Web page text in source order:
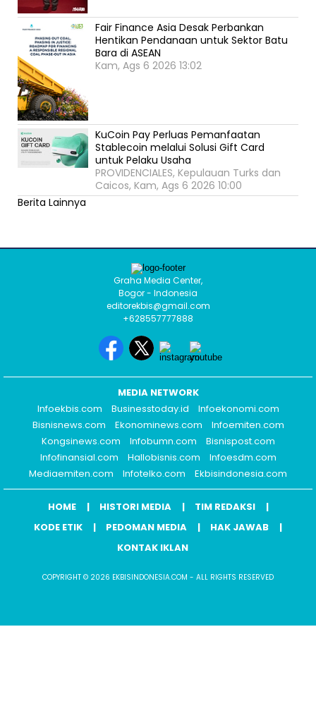
Fair Finance Asia Desak Perbankan
Hentikan Pendanaan untuk Sektor Batu
Bara di ASEAN
Kam, Ags 6 2026 13:02
KuCoin Pay Perluas Pemanfaatan
Stablecoin melalui Solusi Gift Card
untuk Pelaku Usaha
PROVIDENCIALES, Kepulauan Turks dan
Caicos, Kam, Ags 6 2026 10:00
Berita Lainnya
Graha Media Center,
Bogor - Indonesia
editorekbis@gmail.com
+628557777888
MEDIA NETWORK
Infoekbis.com
Businesstoday.id
Infoekonomi.com
Bisnisnews.com
Ekonominews.com
Infoemiten.com
Kongsinews.com
Infobumn.com
Bisnispost.com
Infofinansial.com
Hallobisnis.com
Infoesdm.com
Mediaemiten.com
Infotelko.com Ekbisindonesia.com
HOME HISTORI MEDIA
TIM REDAKSI
KODE ETIK
PEDOMAN MEDIA
HAK JAWAB
KONTAK IKLAN
COPYRIGHT © 2026 EKBISINDONESIA.COM - ALL RIGHTS RESERVED